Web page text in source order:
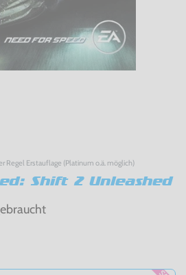
Regel Erstauflage (Platinum o.ä. möglich)
Shift 2 Unleashed